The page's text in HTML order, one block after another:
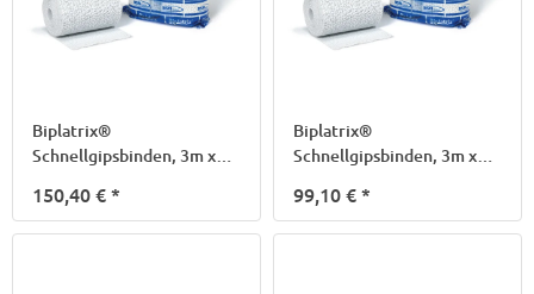
Biplatrix®
Schnellgipsbinden, 3m x
150,40 €*
Biplatrix®
Schnellgipsbinden, 3m x
99,10 €*